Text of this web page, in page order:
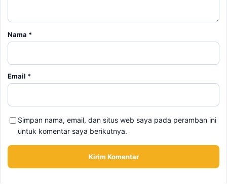
Nama *
Email *
Simpan nama, email, dan situs web saya pada peramban ini
untuk komentar saya berikutnya.